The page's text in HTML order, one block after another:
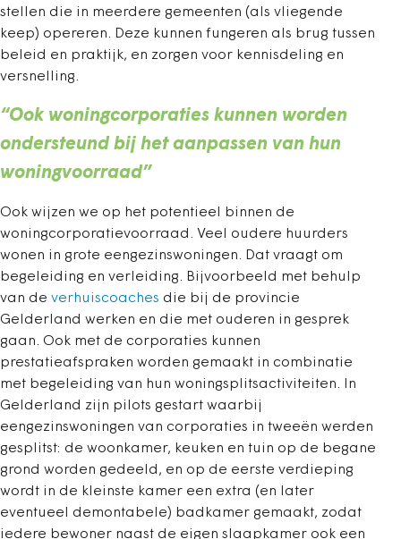
stellen die in meerdere gemeenten (als vliegende
keep) opereren. Deze kunnen fungeren als brug tussen
beleid en praktijk, en zorgen voor kennisdeling en
versnelling.
“Ook woningcorporaties kunnen worden
ondersteund bij het aanpassen van hun
woningvoorraad”
Ook wijzen we op het potentieel binnen de
woningcorporatievoorraad. Veel oudere huurders
wonen in grote eengezinswoningen. Dat vraagt om
begeleiding en verleiding. Bijvoorbeeld met behulp
van de verhuiscoaches die bij de provincie
Gelderland werken en die met ouderen in gesprek
gaan. Ook met de corporaties kunnen
prestatieafspraken worden gemaakt in combinatie
met begeleiding van hun woningsplitsactiviteiten. In
Gelderland zijn pilots gestart waarbij
eengezinswoningen van corporaties in tweeën werden
gesplitst: de woonkamer, keuken en tuin op de begane
grond worden gedeeld, en op de eerste verdieping
wordt in de kleinste kamer een extra (en later
eventueel demontabele) badkamer gemaakt, zodat
iedere bewoner naast de eigen slaapkamer ook een